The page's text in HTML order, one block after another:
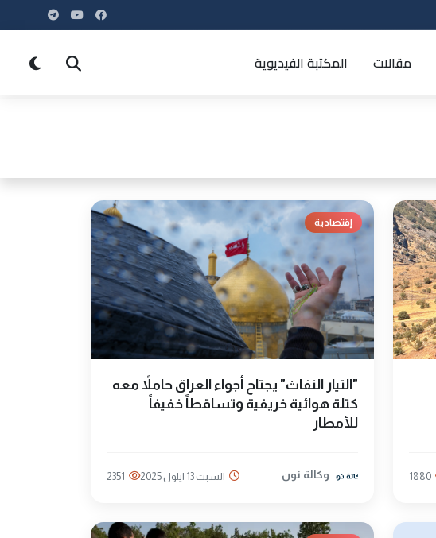
مقالات المكتبة الفيديوية
1880
إقتصادية
"التيار النفاث" يجتاح أجواء العراق حاملاً معه
كتلة هوائية خريفية وتساقطاً خفيفاً
للأمطار
وكالة نون السبت 13 ايلول 2025 2351